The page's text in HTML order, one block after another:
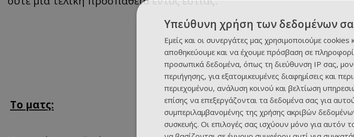
Το ματς:
Υπεύθυνη χρήση των δεδομένων
Εμείς και οι συνεργάτες μας χρησιμοποιούμε cookies
αποθηκεύουμε και να έχουμε πρόσβαση σε
προσωπικά δεδομένα, όπως τη διεύθυνση IP σας,
περιήγησης, για εξατομικευμένες διαφημίσεις και
περιεχομένου, ανάλυση κοινού και βελτίωση
επίσης να επεξεργάζονται τα δεδομένα σας για
συμπεριλαμβανομένης της χρήσης ακριβών
συσκευής. Οι επιλογές σας ισχύουν μόνο για αυτόν